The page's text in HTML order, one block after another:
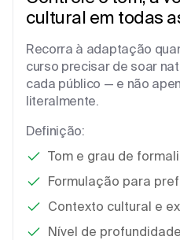
cultural em todas
Recorra à adaptação
curso precisar de soar
cada público — e não
literalmente.
Definição:
Tom e grau de
Formulação para
Contexto cultural e
Nível de